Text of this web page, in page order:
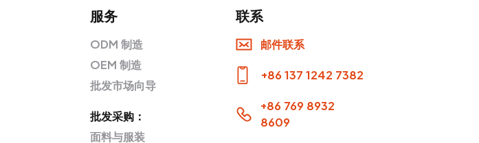
服务
ODM 制造
OEM 制造
批发市场向导
批发采购：
面料与服装
联系
邮件联系
+86 137 1242 7382
+86 769 8932
8609